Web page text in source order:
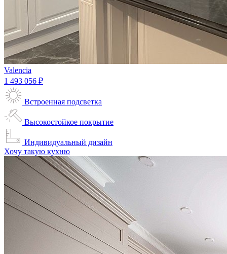
Valencia
1 493 056 ₽
Встроенная подсветка
Высокостойкое покрытие
Индивидуальный дизайн
Хочу такую кухню